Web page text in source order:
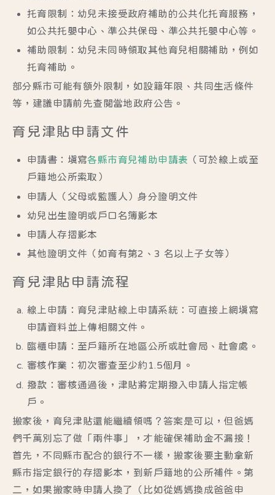
托育限制：幼兒 未接受政府補助的公共化托育服務 ，
如公共托嬰中心、準公共保母、準公共托嬰中心等。
補助限制：幼兒未同時領取其他育兒相關補助，例如
托育補助。
部分縣市可能有額外限制，如設籍年限、共同生活條件
等，建議申請前先查閱當地政府公告。
育兒津貼申請文件
申請書：填寫各縣市育兒補助申請表 （可於線上或至
戶籍地公所索取）
申請人（父母或監護人）身分證明文件
幼兒出生證明或戶口名簿影本
申請人存摺影本
其他證明文件（如育有第2、3 名以上子女等）
育兒津貼申請流程
線上申請： 育兒津貼線上申請系統 ：可直接上網填寫
申請資料並上傳相關文件。
臨櫃申請：至戶籍所在地區公所或社會局、社會處。
審核作業：初次審查至少約1.5個月。
撥款：審核通過後，津貼將定期撥入申請人指定帳
戶。
搬家後，育兒津貼還能繼續領嗎？答案是可以，但爸媽
們千萬別忘了做「兩件事」，才能確保補助金不漏接！
首先，不同縣市配合的銀行不一樣，搬家後要主動拿新
縣市指定銀行的存摺影本 ，到新戶籍地的公所補件。第
二， 如果搬家時申請人換了
（比如從媽媽換成爸爸申